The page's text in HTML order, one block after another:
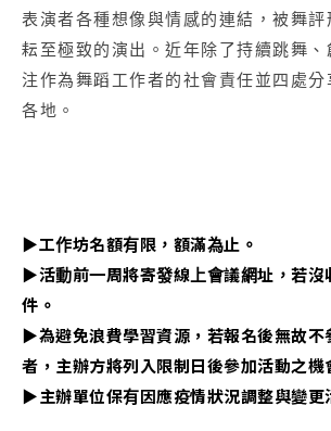
表演者各種想像與情感的連結，被舞
耘至極致的演出。近年除了持續跳舞、
注作為舞蹈工作者的社會責任並四處
各地。
▶工作坊名額有限，額滿為止。
▶活動前一周將寄發線上會議網址，若沒
件。
▶為避免浪費學習資源，若報名後無故不
者，主辦方將列入限制日後參加活動之機
▶主辦單位保有因應疫情狀況調整與變更